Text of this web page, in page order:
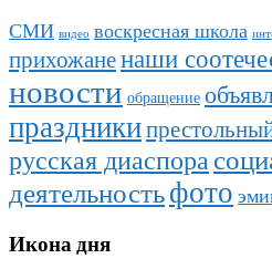
СМИ видео воскресная школа
прихожаненаши
новости обращение
праздники
русская диаспора
деятельностьфото
Икона дня